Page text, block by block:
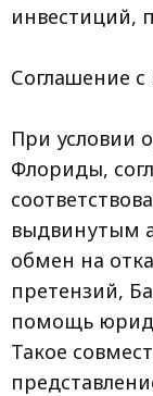
инвестиций,
Соглашение
При условии
Флориды,
выдвинутым
обмен на
претензий,
помощь
Такое